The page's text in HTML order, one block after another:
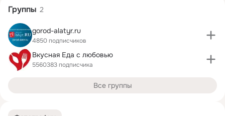
Группы 2
gorod-alatyr.ru
4850 подписчиков
Вкусная Еда с любовью
5560383 подписчика
Все группы